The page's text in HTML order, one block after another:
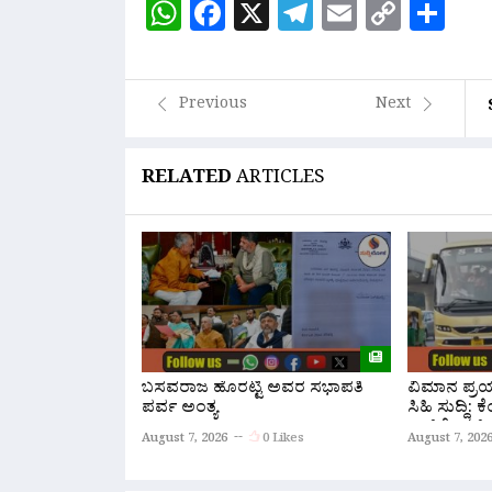
WhatsApp
Facebook
X Telegram
Email
Copy
Link
Previous Next
RELATEDARTICLES
ಬಸವರಾಜ ಹೊರಟ್ಟಿ ಅವರ ಸಭಾಪತಿ
ಪರ್ವ ಅಂತ್ಯ
August 7, 2026 0 Likes
ವಿಮಾನ
ಸಿಹಿ ಸುದ್ದಿ:
ನೇರ ‘ಫ್ಲೈ
August 7, 2026